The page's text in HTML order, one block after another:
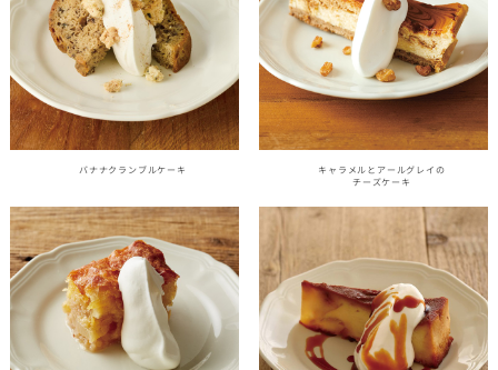
バナナクランブルケーキ
キャラメルとアールグレイの
チーズケーキ